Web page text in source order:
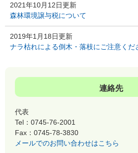
2021年10月12日更新
森林環境譲与税について
2019年1月18日更新
ナラ枯れによる倒木・落枝にご注意くだ
連絡先
代表
Tel：0745-76-2001
Fax：0745-78-3830
メールでのお問い合わせはこちら